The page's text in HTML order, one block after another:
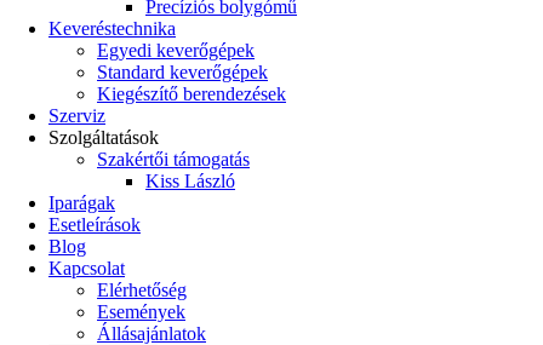
Precíziós bolygómű
Keveréstechnika
Egyedi keverőgépek
Standard keverőgépek
Kiegészítő berendezések
Szerviz
Szolgáltatások
Szakértői támogatás
Kiss László
Iparágak
Esetleírások
Blog
Kapcsolat
Elérhetőség
Események
Állásajánlatok